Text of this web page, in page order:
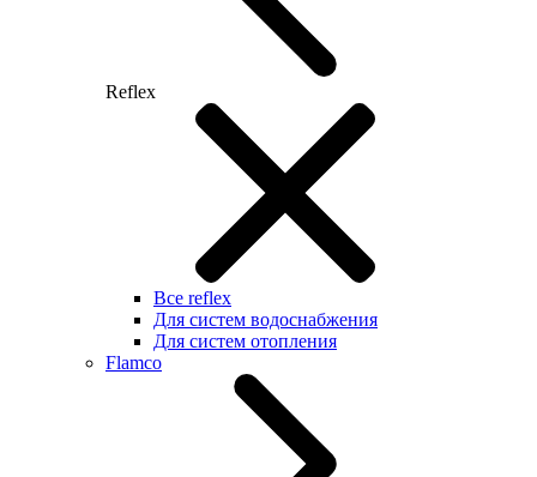
Reflex
Все reflex
Для систем водоснабжения
Для систем отопления
Flamco